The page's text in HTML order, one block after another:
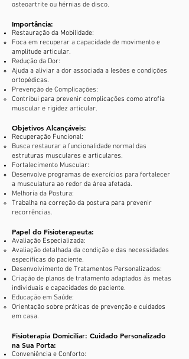
osteoartrite ou hérnias de disco.
Importância:
Restauração da Mobilidade:
Foca em recuperar a capacidade de movimento e
amplitude articular.
Redução da Dor:
Ajuda a aliviar a dor associada a lesões e condições
ortopédicas.
Prevenção de Complicações:
Contribui para prevenir complicações como atrofia
muscular e rigidez articular.
Objetivos Alcançáveis:
Recuperação Funcional:
Busca restaurar a funcionalidade normal das
estruturas musculares e articulares.
Fortalecimento Muscular:
Desenvolve programas de exercícios para fortalecer
a musculatura ao redor da área afetada.
Melhoria da Postura:
Trabalha na correção da postura para prevenir
recorrências.
Papel do Fisioterapeuta:
Avaliação Especializada:
Avaliação detalhada da condição e das necessidades
específicas do paciente.
Desenvolvimento de Tratamentos Personalizados:
Criação de planos de tratamento adaptados às metas
individuais e capacidades do paciente.
Educação em Saúde:
Orientação sobre práticas de prevenção e cuidados
em casa.
Fisioterapia Domiciliar: Cuidado Personalizado
na Sua Porta:
Conveniência e Conforto: